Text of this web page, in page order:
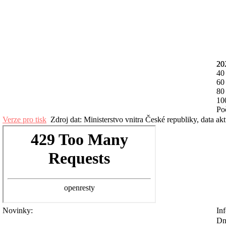
20
40
60
80
Verze pro tisk Zdroj dat: Ministerstvo vnitra České republiky, data
Novinky: